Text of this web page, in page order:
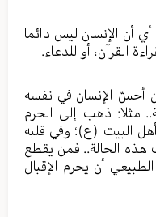
أي أن الإنسان ليس دائما
القرآن، أو للدعاء.
أحسّ الإنسان في نفسه
مثلا: ذهب إلى الحرم
البيت (ع)؛ وفي قلبه
هذه الحالة.. فمن يقطع
أن يحرم الإقبال